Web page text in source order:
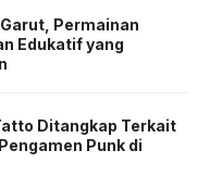
Permainan
Edukatif yang
Ditangkap Terkait
Punk di